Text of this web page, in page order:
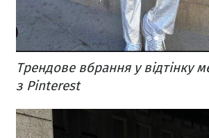
Трендове вбрання у відтінку
з Pinterest